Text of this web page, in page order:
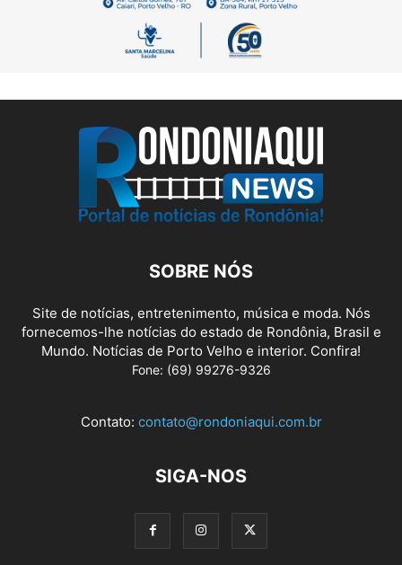
SOBRE NÓS
Site de notícias, entretenimento, música e moda. Nós
fornecemos-lhe notícias do estado de Rondônia, Brasil e
Mundo. Notícias de Porto Velho e interior. Confira!
Fone: (69) 99276-9326
Contato: contato@rondoniaqui.com.br
SIGA-NOS